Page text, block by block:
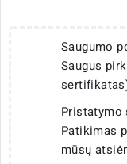
Saugumo
Saugus
Pristatymo
Patikimas
mūsų